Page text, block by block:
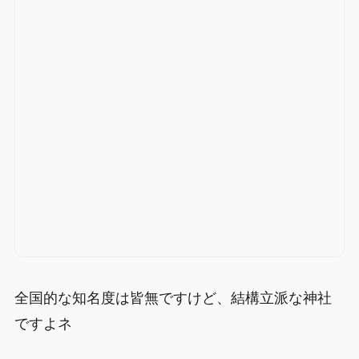
全国的な知名度は皆無ですけど、結構立派な神社
ですよネ